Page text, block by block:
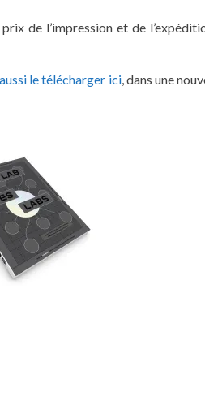
de l’impression et de
le télécharger ici, dans une